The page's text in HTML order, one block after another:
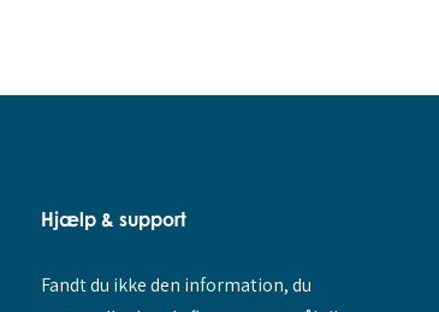
Hjælp & support
Fandt du ikke den information, du